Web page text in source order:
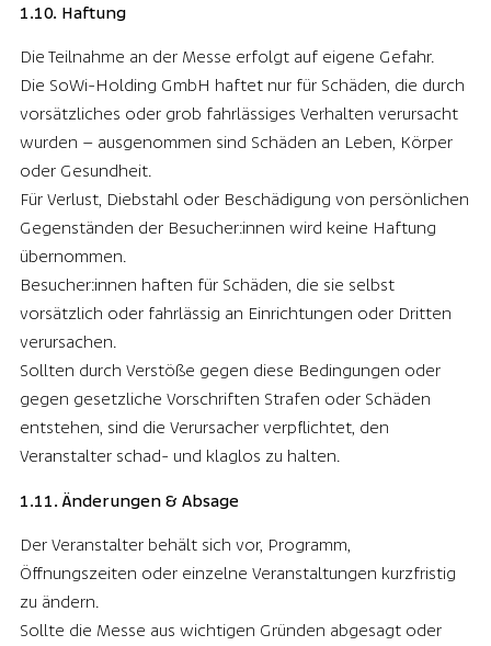
1.10. Haftung
Die Teilnahme an der Messe erfolgt auf eigene Gefahr.
Die SoWi-Holding GmbH haftet nur für Schäden, die durch
vorsätzliches oder grob fahrlässiges Verhalten verursacht
wurden – ausgenommen sind Schäden an Leben, Körper
oder Gesundheit.
Für Verlust, Diebstahl oder Beschädigung von persönlichen
Gegenständen der Besucher:innen wird keine Haftung
übernommen.
Besucher:innen haften für Schäden, die sie selbst
vorsätzlich oder fahrlässig an Einrichtungen oder Dritten
verursachen.
Sollten durch Verstöße gegen diese Bedingungen oder
gegen gesetzliche Vorschriften Strafen oder Schäden
entstehen, sind die Verursacher verpflichtet, den
Veranstalter schad- und klaglos zu halten.
1.11. Änderungen & Absage
Der Veranstalter behält sich vor, Programm,
Öffnungszeiten oder einzelne Veranstaltungen kurzfristig
zu ändern.
Sollte die Messe aus wichtigen Gründen abgesagt oder